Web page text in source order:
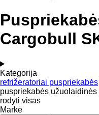
Cargobull
Kategorija
refrižeratoriai puspriekabės
puspriekabės
rodyti visas
Markė